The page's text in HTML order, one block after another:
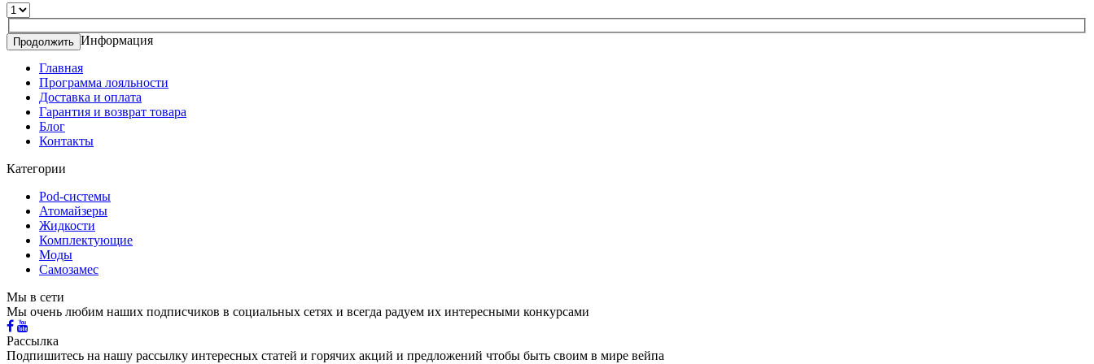
Продолжить Информация
Главная
Программа лояльности
Гарантия и возврат товара
Блог
Контакты
Категории
Pod-системы
Атомайзеры
Комплектующие
Моды
Мы в сети